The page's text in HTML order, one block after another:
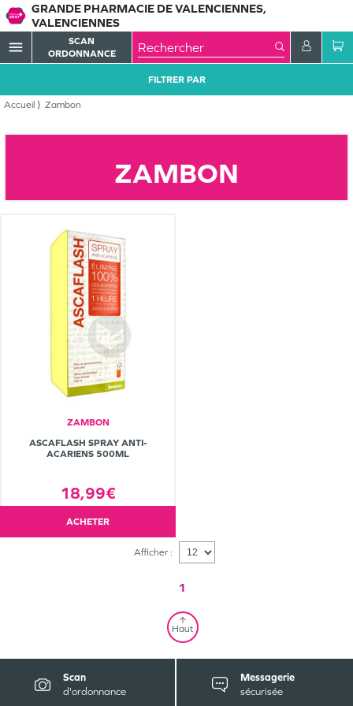
GRANDE PHARMACIE DE VALENCIENNES,
VALENCIENNES
menu
SCAN
ORDONNANCE
Accueil Zambon
FILTRER PAR
ZAMBON
ZAMBON
ASCAFLASH SPRAY ANTI-
ACARIENS 500ML
18,99€
ACHETER
Afficher :
1
Haut
Scan
d'ordonnance
Messagerie
sécurisée